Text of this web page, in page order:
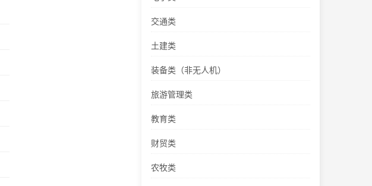
交通类
土建类
装备类（非无人机）
旅游管理类
教育类
财贸类
农牧类